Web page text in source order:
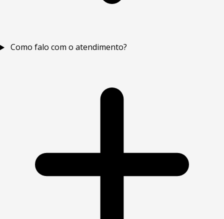
Como falo com o atendimento?